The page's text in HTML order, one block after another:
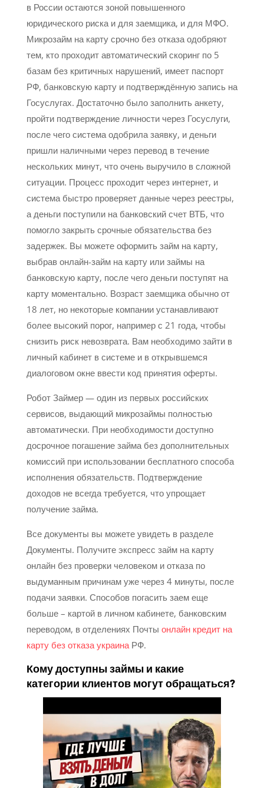
в России остаются зоной повышенного
юридического риска и для заемщика, и для МФО.
Микрозайм на карту срочно без отказа одобряют
тем, кто проходит автоматический скоринг по 5
базам без критичных нарушений, имеет паспорт
РФ, банковскую карту и подтверждённую запись на
Госуслугах. Достаточно было заполнить анкету,
пройти подтверждение личности через Госуслуги,
после чего система одобрила заявку, и деньги
пришли наличными через перевод в течение
нескольких минут, что очень выручило в сложной
ситуации. Процесс проходит через интернет, и
система быстро проверяет данные через реестры,
а деньги поступили на банковский счет ВТБ, что
помогло закрыть срочные обязательства без
задержек. Вы можете оформить займ на карту,
выбрав онлайн-займ на карту или займы на
банковскую карту, после чего деньги поступят на
карту моментально. Возраст заемщика обычно от
18 лет, но некоторые компании устанавливают
более высокий порог, например с 21 года, чтобы
снизить риск невозврата. Вам необходимо зайти в
личный кабинет в системе и в открывшемся
диалоговом окне ввести код принятия оферты.
Робот Займер — один из первых российских
сервисов, выдающий микрозаймы полностью
автоматически. При необходимости доступно
досрочное погашение займа без дополнительных
комиссий при использовании бесплатного способа
исполнения обязательств. Подтверждение
доходов не всегда требуется, что упрощает
получение займа.
Все документы вы можете увидеть в разделе
Документы. Получите экспресс займ на карту
онлайн без проверки человеком и отказа по
выдуманным причинам уже через 4 минуты, после
подачи заявки. Способов погасить заем еще
больше – картой в личном кабинете, банковским
переводом, в отделениях Почты онлайн кредит на
карту без отказа украинаРФ.
Кому доступны займы и какие
категории клиентов могут обращаться?